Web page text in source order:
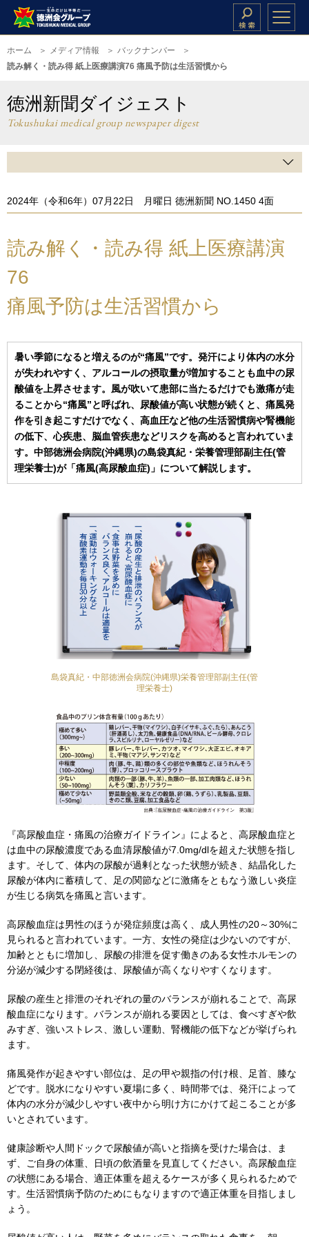
ホーム メディア情報
バックナンバー
読み解く・読み得 紙上医療講演76 痛風予防は生活習慣から
徳洲新聞ダイジェスト
Tokushukai medical group newspaper digest
2024年（令和6年）07月22日 月曜日 徳洲新聞 NO.1450 4面
読み解く・読み得 紙上医療講演
76
痛風予防は生活習慣から
暑い季節になると増えるのが“痛風”です。発汗により体内の水分
が失われやすく、アルコールの摂取量が増加することも血中の尿
酸値を上昇させます。風が吹いて患部に当たるだけでも激痛が走
ることから“痛風”と呼ばれ、尿酸値が高い状態が続くと、痛風発
作を引き起こすだけでなく、高血圧など他の生活習慣病や腎機能
の低下、心疾患、脳血管疾患などリスクを高めると言われていま
す。中部徳洲会病院(沖縄県)の島袋真紀・栄養管理部副主任(管
理栄養士)が「痛風(高尿酸血症)」について解説します。
島袋真紀・中部徳洲会病院(沖縄県)栄養管理部副主任(管
理栄養士)
『高尿酸血症・痛風の治療ガイドライン』によると、高尿酸血症と
は血中の尿酸濃度である血清尿酸値が7.0mg/dlを超えた状態を指し
ます。そして、体内の尿酸が過剰となった状態が続き、結晶化した
尿酸が体内に蓄積して、足の関節などに激痛をともなう激しい炎症
が生じる病気を痛風と言います。
高尿酸血症は男性のほうが発症頻度は高く、成人男性の20～30%に
見られると言われています。一方、女性の発症は少ないのですが、
加齢とともに増加し、尿酸の排泄を促す働きのある女性ホルモンの
分泌が減少する閉経後は、尿酸値が高くなりやすくなります。
尿酸の産生と排泄のそれぞれの量のバランスが崩れることで、高尿
酸血症になります。バランスが崩れる要因としては、食べすぎや飲
みすぎ、強いストレス、激しい運動、腎機能の低下などが挙げられ
ます。
痛風発作が起きやすい部位は、足の甲や親指の付け根、足首、膝な
どです。脱水になりやすい夏場に多く、時間帯では、発汗によって
体内の水分が減少しやすい夜中から明け方にかけて起こることが多
いとされています。
健康診断や人間ドックで尿酸値が高いと指摘を受けた場合は、ま
ず、ご自身の体重、日頃の飲酒量を見直してください。高尿酸血症
の状態にある場合、適正体重を超えるケースが多く見られるためで
す。生活習慣病予防のためにもなりますので適正体重を目指しまし
ょう。